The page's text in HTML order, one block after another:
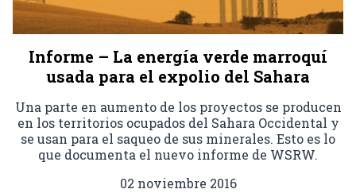
Informe – La energía verde marroquí
usada para el expolio del Sahara
Una parte en aumento de los proyectos se producen
en los territorios ocupados del Sahara Occidental y
se usan para el saqueo de sus minerales. Esto es lo
que documenta el nuevo informe de WSRW.
02 noviembre 2016